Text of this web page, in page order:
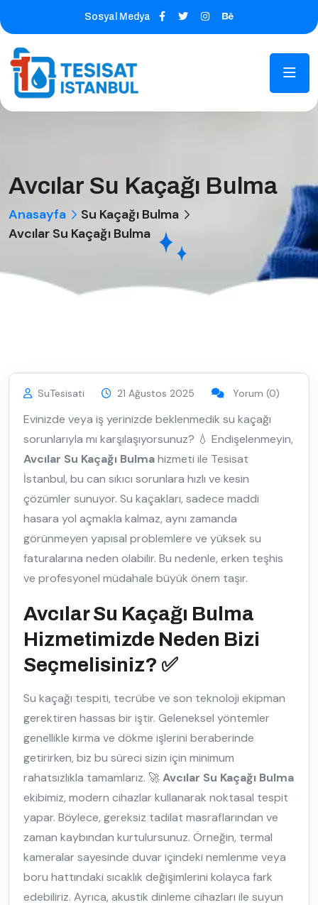
Sosyal Medya
Avcılar Su Kaçağı Bulma
Anasayfa
Su Kaçağı Bulma
Avcılar Su Kaçağı Bulma
SuTesisati 21 Ağustos 2025 Yorum (0)
Evinizde veya iş yerinizde beklenmedik su kaçağı
sorunlarıyla mı karşılaşıyorsunuz? 💧 Endişelenmeyin,
Avcılar Su Kaçağı Bulmahizmeti ile Tesisat
İstanbul, bu can sıkıcı sorunlara hızlı ve kesin
çözümler sunuyor. Su kaçakları, sadece maddi
hasara yol açmakla kalmaz, aynı zamanda
görünmeyen yapısal problemlere ve yüksek su
faturalarına neden olabilir. Bu nedenle, erken teşhis
ve profesyonel müdahale büyük önem taşır.
Avcılar Su Kaçağı Bulma
Hizmetimizde Neden Bizi
Seçmelisiniz? ✅
Su kaçağı tespiti, tecrübe ve son teknoloji ekipman
gerektiren hassas bir iştir. Geleneksel yöntemler
genellikle kırma ve dökme işlerini beraberinde
getirirken, biz bu süreci sizin için minimum
rahatsızlıkla tamamlarız. 🚀Avcılar Su Kaçağı Bulma
ekibimiz, modern cihazlar kullanarak noktasal tespit
yapar. Böylece, gereksiz tadilat masraflarından ve
zaman kaybından kurtulursunuz. Örneğin, termal
kameralar sayesinde duvar içindeki nemlenme veya
boru hattındaki sıcaklık değişimlerini kolayca fark
edebiliriz. Ayrıca, akustik dinleme cihazları ile suyun